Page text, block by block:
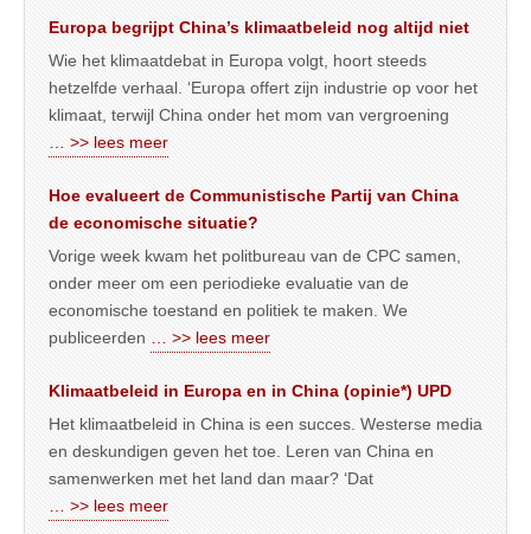
Europa begrijpt China’s klimaatbeleid nog altijd niet
Wie het klimaatdebat in Europa volgt, hoort steeds
hetzelfde verhaal. ‘Europa offert zijn industrie op voor het
klimaat, terwijl China onder het mom van vergroening
… >> lees meer
Hoe evalueert de Communistische Partij van China
de economische situatie?
Vorige week kwam het politbureau van de CPC samen,
onder meer om een periodieke evaluatie van de
economische toestand en politiek te maken. We
publiceerden … >> lees meer
Klimaatbeleid in Europa en in China (opinie*) UPD
Het klimaatbeleid in China is een succes. Westerse media
en deskundigen geven het toe. Leren van China en
samenwerken met het land dan maar? ‘Dat
… >> lees meer